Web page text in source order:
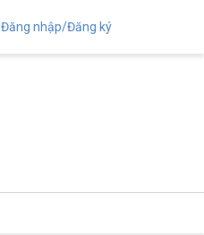
Đăng nhập/Đăng ký